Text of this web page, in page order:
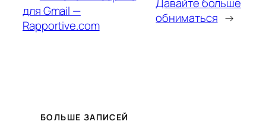
для Gmail —
Rapportive.com
Давайте больше
обниматься →
БОЛЬШЕ ЗАПИСЕЙ